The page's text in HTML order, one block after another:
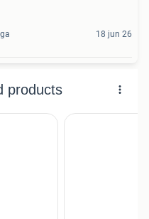
18 jun 26